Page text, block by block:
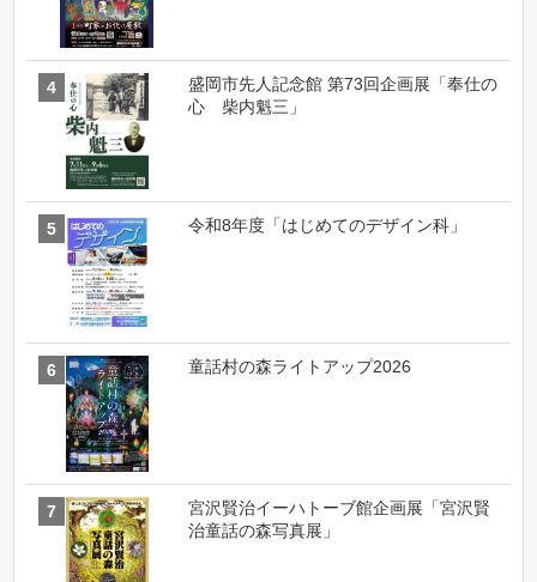
盛岡市先人記念館 第73回企画展「奉仕の
心 柴内魁三」
令和8年度「はじめてのデザイン科」
童話村の森ライトアップ2026
宮沢賢治イーハトーブ館企画展「宮沢賢
治童話の森写真展」